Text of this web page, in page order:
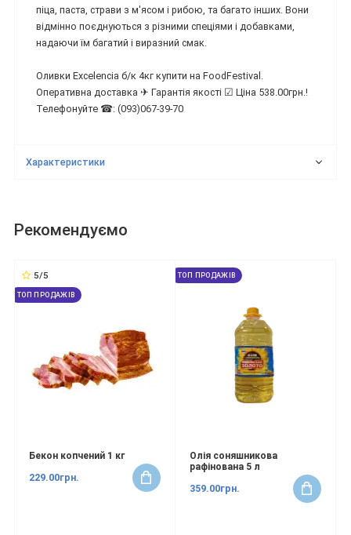
піца, паста, страви з м'ясом і рибою, та багато інших. Вони
відмінно поєднуються з різними спеціями і добавками,
надаючи їм багатий і виразний смак.
Оливки Excelencia б/к 4кг купити на FoodFestival.
Оперативна доставка ✈ Гарантія якості ☑ Ціна 538.00грн.!
Телефонуйте ☎: (093)067-39-70
Характеристики
Рекомендуємо
5/5
ТОП ПРОДАЖІВ
Бекон копчений 1 кг
229.00грн.
ТОП ПРОДАЖІВ
Олія соняшникова
рафінована 5 л
359.00грн.